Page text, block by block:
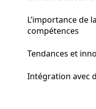
L’importance de
compétences
Tendances et
Intégration avec